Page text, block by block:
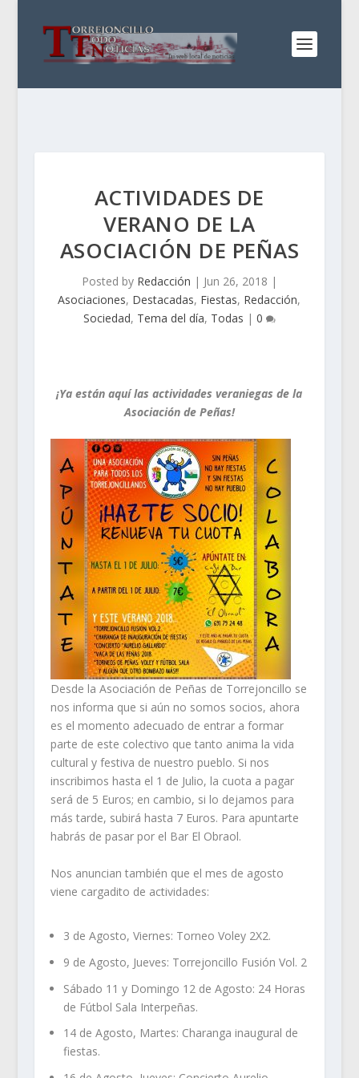
ACTIVIDADES DE
VERANO DE LA
ASOCIACIÓN DE PEÑAS
Posted by Redacción | Jun 26, 2018 |
Asociaciones, Destacadas, Fiestas, Redacción,
Sociedad, Tema del día, Todas | 0
¡Ya están aquí las actividades veraniegas de la
Asociación de Peñas!
Desde la Asociación de Peñas de Torrejoncillo se
nos informa que si aún no somos socios, ahora
es el momento adecuado de entrar a formar
parte de este colectivo que tanto anima la vida
cultural y festiva de nuestro pueblo. Si nos
inscribimos hasta el 1 de Julio, la cuota a pagar
será de 5 Euros; en cambio, si lo dejamos para
más tarde, subirá hasta 7 Euros. Para apuntarte
habrás de pasar por el Bar El Obraol.
Nos anuncian también que el mes de agosto
viene cargadito de actividades:
3 de Agosto, Viernes: Torneo Voley 2X2.
9 de Agosto, Jueves: Torrejoncillo Fusión Vol. 2
Sábado 11 y Domingo 12 de Agosto: 24 Horas
de Fútbol Sala Interpeñas.
14 de Agosto, Martes: Charanga inaugural de
fiestas.